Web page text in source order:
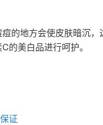
的地方会使皮肤暗沉，
的美白品进行呵护。
证